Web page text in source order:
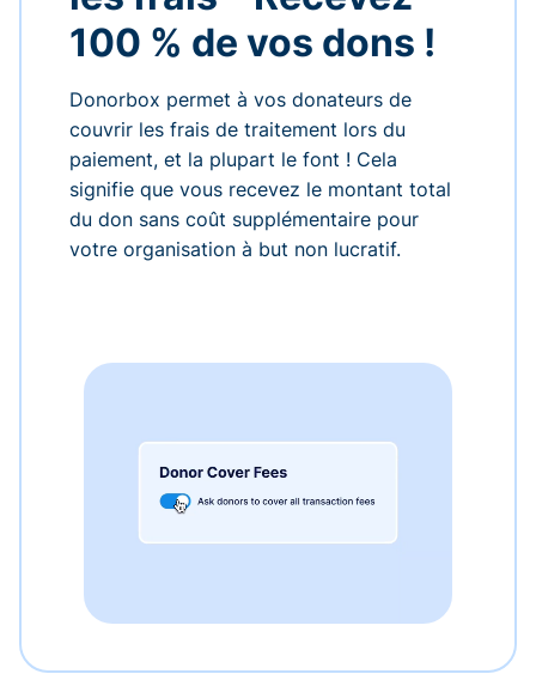
100 % de vos dons !
Donorbox permet à vos donateurs de
couvrir les frais de traitement lors du
paiement, et la plupart le font ! Cela
signifie que vous recevez le montant total
du don sans coût supplémentaire pour
votre organisation à but non lucratif.